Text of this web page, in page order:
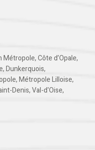
Métropole,Côte d’Opale,
,Dunkerquois,
,Métropole Lilloise,
Denis,Val-d'Oise,